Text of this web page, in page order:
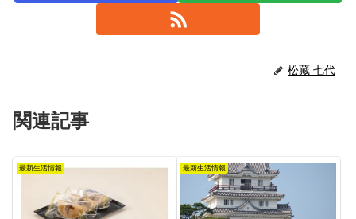
松藏 七代
関連記事
最新生活情報 最新生活情報